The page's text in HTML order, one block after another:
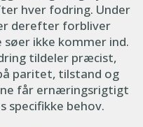
hver fodring. Under
derefter forbliver
søer ikke kommer ind.
tildeler præcist,
paritet, tilstand og
får ernæringsrigtigt
specifikke behov.